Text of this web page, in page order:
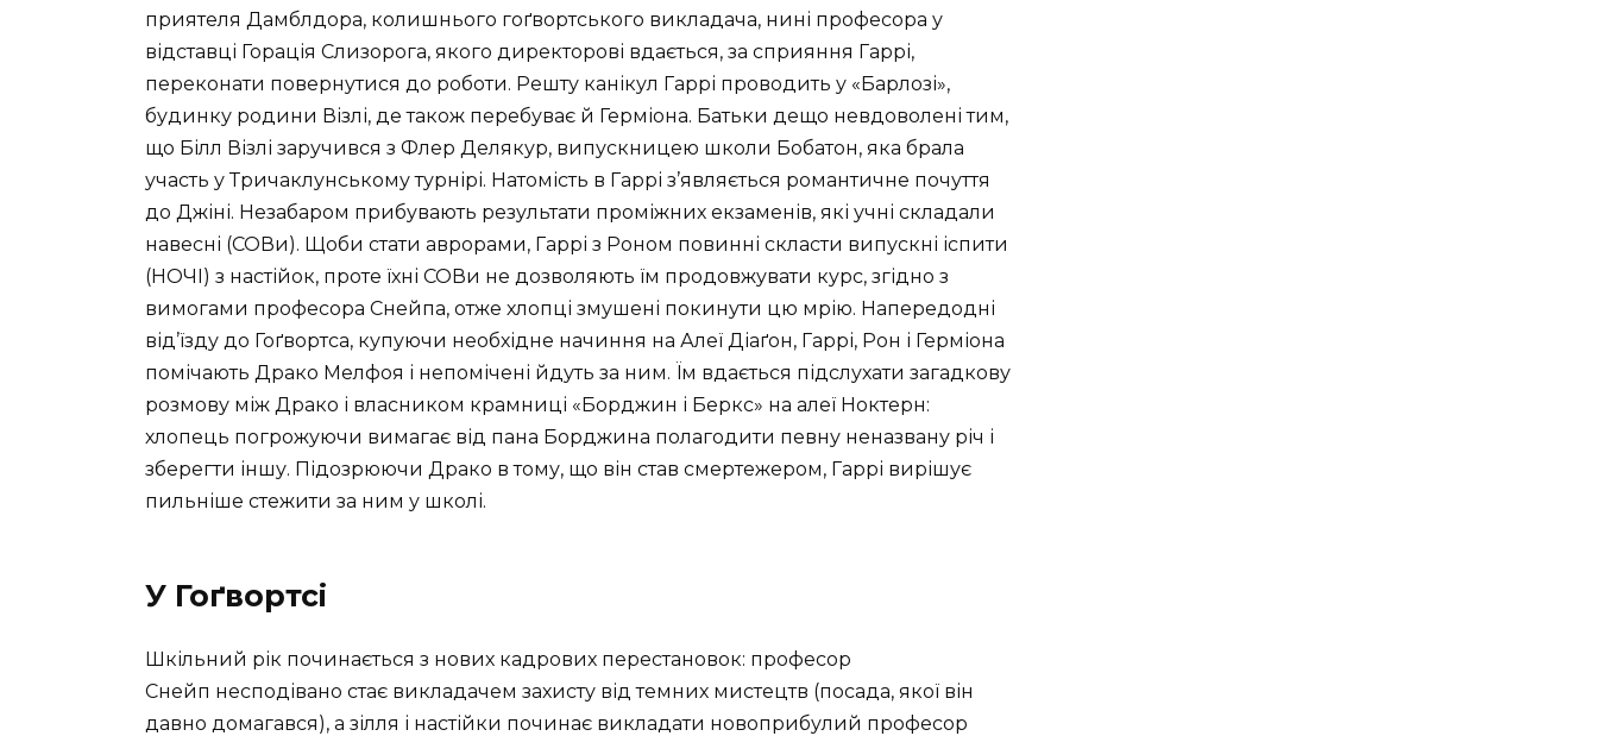
приятеля Дамблдора, колишнього гоґвортського викладача, нині професора у
відставці Горація Слизорога, якого директорові вдається, за сприяння Гаррі,
переконати повернутися до роботи. Решту канікул Гаррі проводить у «Барлозі»,
будинку родини Візлі, де також перебуває й Герміона. Батьки дещо невдоволені тим,
що Білл Візлі заручився з Флер Делякур, випускницею школи Бобатон, яка брала
участь у Тричаклунському турнірі. Натомість в Гаррі з’являється романтичне почуття
до Джіні. Незабаром прибувають результати проміжних екзаменів, які учні складали
навесні (СОВи). Щоби стати аврорами, Гаррі з Роном повинні скласти випускні іспити
(НОЧІ) з настійок, проте їхні СОВи не дозволяють їм продовжувати курс, згідно з
вимогами професора Снейпа, отже хлопці змушені покинути цю мрію. Напередодні
від’їзду до Гоґвортса, купуючи необхідне начиння на Алеї Діаґон, Гаррі, Рон і Герміона
помічають Драко Мелфоя і непомічені йдуть за ним. Їм вдається підслухати загадкову
розмову між Драко і власником крамниці «Борджин і Беркс» на алеї Ноктерн:
хлопець погрожуючи вимагає від пана Борджина полагодити певну неназвану річ і
зберегти іншу. Підозрюючи Драко в тому, що він став смертежером, Гаррі вирішує
пильніше стежити за ним у школі.
У Гоґвортсі
Шкільний рік починається з нових кадрових перестановок: професор
Снейп несподівано стає викладачем захисту від темних мистецтв (посада, якої він
давно домагався), а зілля і настійки починає викладати новоприбулий професор